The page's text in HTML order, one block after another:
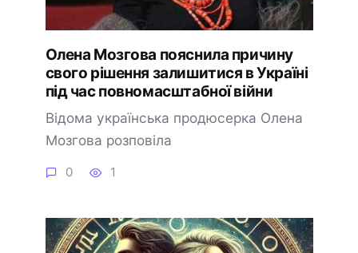
Олена Мозгова пояснила причину
свого рішення залишитися в Україні
під час повномасштабної війни
Відома українська продюсерка Олена
Мозгова розповіла
0 1